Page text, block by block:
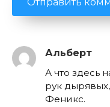
Альберт
А что здесь
рук
Феникс.